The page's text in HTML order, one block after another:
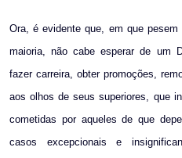
Ora, é evidente que, em que
maioria, não cabe esperar de um
fazer carreira, obter promoções,
aos olhos de seus superiores, que
cometidas por aqueles de que
casos excepcionais e